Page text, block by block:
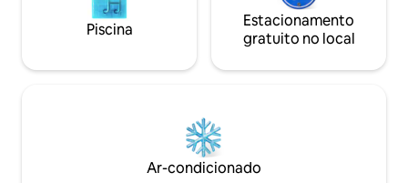
Piscina
Estacionamento
gratuito no local
Ar-condicionado